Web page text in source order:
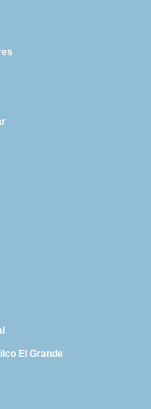
El Grande